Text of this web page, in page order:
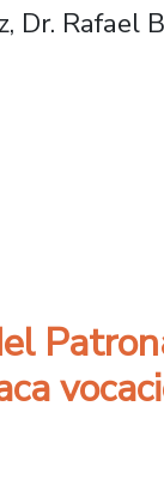
Dr. Rafael
Medicina